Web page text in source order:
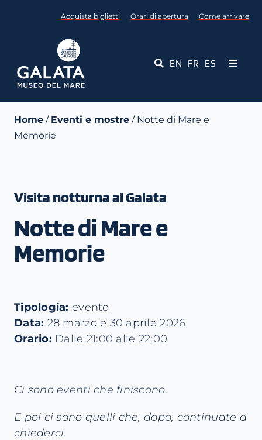
Acquista biglietti Orari di apertura Come arrivare
EN FR ES
Toggle
Eventi
Media
Contattaci
Home / Eventi e mostre / Notte di Mare e
Memorie
Visita notturna al Galata
Notte di Mare e
Memorie
Tipologia: evento
Data: 28 marzo e 30 aprile 2026
Orario: Dalle 21:00 alle 22:00
Ci sono eventi che finiscono.
E poi ci sono quelli che, dopo, continuate a
chiederci.